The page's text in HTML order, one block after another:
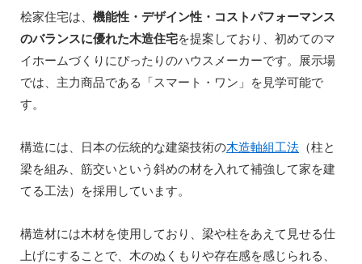
桧家住宅は、 機能性・デザイン性・コストパフォーマンス
のバランスに優れた木造住宅を提案しており、初めてのマ
イホームづくりにぴったりのハウスメーカーです。展示場
では、主力商品である「スマート・ワン」を見学可能で
す。
構造には、日本の伝統的な建築技術の木造軸組工法 （柱と
梁を組み、筋交いという斜めの材を入れて補強して家を建
てる工法）を採用しています。
構造材には木材を使用しており、梁や柱をあえて見せる仕
上げにすることで、木のぬくもりや存在感を感じられる、